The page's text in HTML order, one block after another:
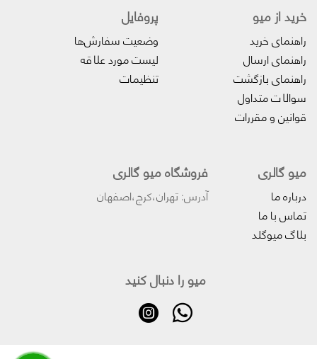
خرید از میو
راهنمای خرید
راهنمای ارسال
راهنمای بازگشت
سوالات متداول
قوانین و مقررات
پروفایل‌
وضعیت سفارش‌ها
لیست مورد علاقه
تنظیمات
میو گالری
درباره ما
تماس با ما
بلاگ میوگلد
فروشگاه میو گالری
آدرس: تهران،کرج،اصفهان
میو را دنبال کنید